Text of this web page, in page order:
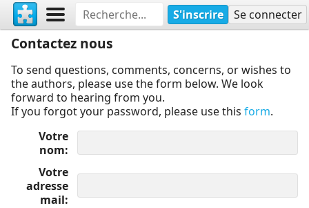
S'inscrire Se connecter
Contactez nous
To send questions, comments, concerns, or wishes to
the authors, please use the form below. We look
forward to hearing from you.
If you forgot your password, please use this form.
Votre
nom
Votre
adresse
mail